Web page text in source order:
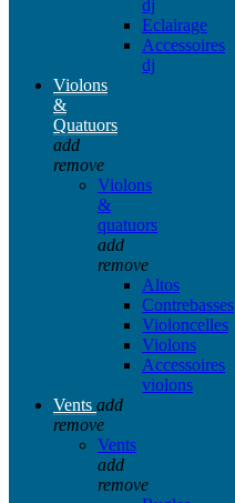
dj
Eclairage
Accessoires
dj
Violons
&
Quatuors
add
remove
Violons
&
quatuors
add
remove
Altos
Contrebasses
Violoncelles
Violons
Accessoires
violons
Vents add
remove
Vents
add
remove